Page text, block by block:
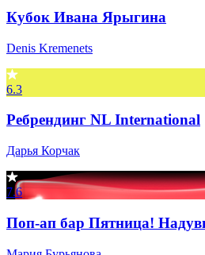
Кубок Ивана Ярыгина
Denis Kremenets
6.3
Ребрендинг NL International
Дарья Корчак
7.6
Поп-ап бар Пятница!